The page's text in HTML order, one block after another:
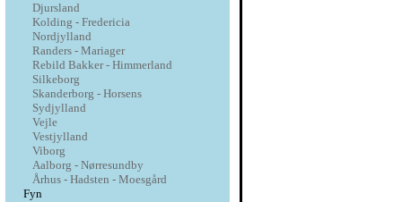
Djursland
Kolding - Fredericia
Nordjylland
Randers - Mariager
Rebild Bakker - Himmerland
Silkeborg
Skanderborg - Horsens
Sydjylland
Vejle
Vestjylland
Viborg
Aalborg - Nørresundby
Århus - Hadsten - Moesgård
Fyn